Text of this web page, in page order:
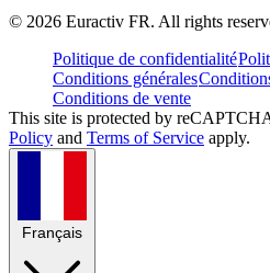
© 2026 Euractiv FR. All rights
Politique de confidentialité
Conditions générales
Conditions de vente
This site is protected by
Policy and Terms of Service apply.
Français